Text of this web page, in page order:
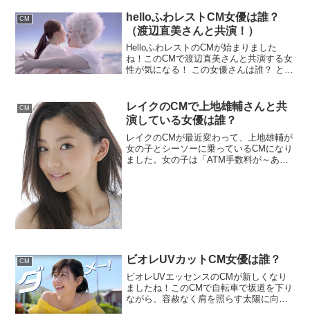
走ってきます。鞄を投げ飛ばし、制服を
脱ぎ捨て。(...
CM
helloふわレストCM女優は誰？
（渡辺直美さんと共演！）
HelloふわレストのCMが始まりました
ね！このCMで渡辺直美さんと共演する女
性が気になる！ この女優さんは誰？ と話
けました。「えっっ？」するとそこに見
たものは・・・...
CM
レイクのCMで上地雄輔さんと共
演している女優は誰？
レイクのCMが最近変わって、上地雄輔が
女の子とシーソーに乗っているCMになり
ました。女の子は「ATM手数料が～ある
CM ビオレUVカットCM女優は誰？
ビオレUVエッセンスのCMが新しくなり
ましたね！このCMで自転車で坂道を下り
ながら、容赦なく肩を照らす太陽に向か